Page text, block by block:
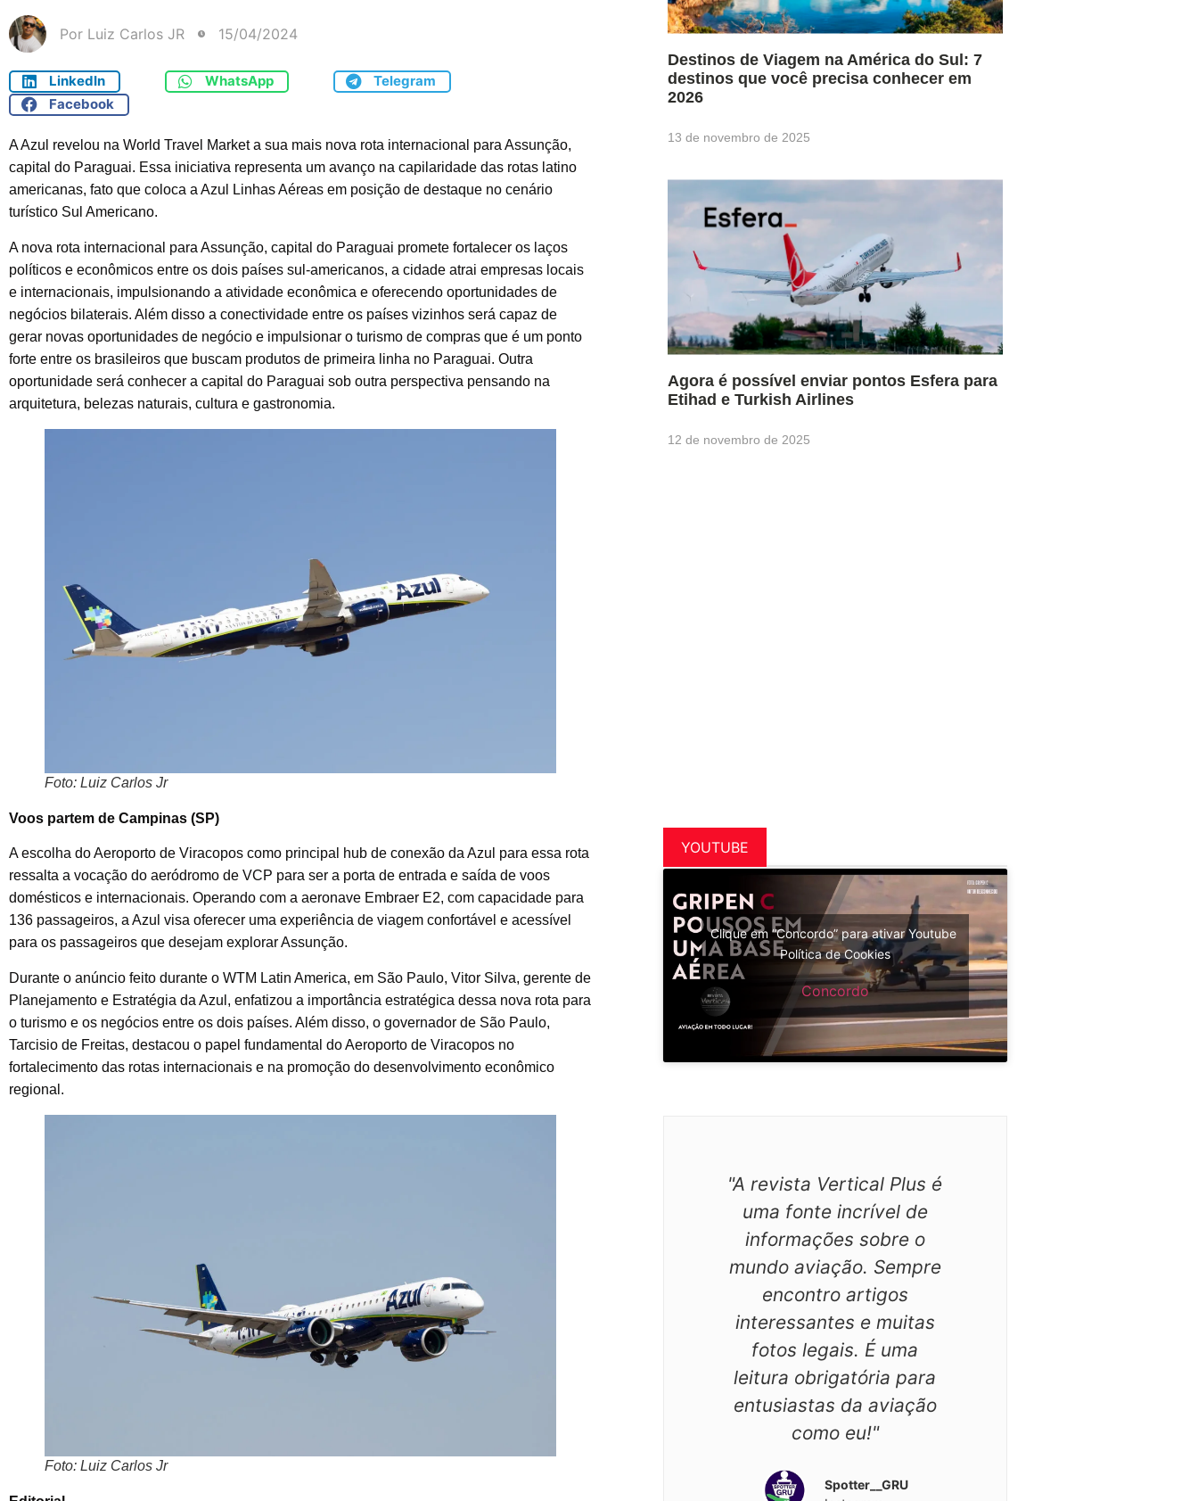
Por Luiz Carlos JR 15/04/2024
LinkedIn WhatsApp
Telegram
Facebook
A Azul revelou na World Travel Market a sua mais nova rota internacional para Assunção,
capital do Paraguai. Essa iniciativa representa um avanço na capilaridade das rotas latino
americanas, fato que coloca a Azul Linhas Aéreas em posição de destaque no cenário
turístico Sul Americano.
A nova rota internacional para Assunção, capital do Paraguai promete fortalecer os laços
políticos e econômicos entre os dois países sul-americanos, a cidade atrai empresas locais
e internacionais, impulsionando a atividade econômica e oferecendo oportunidades de
negócios bilaterais. Além disso a conectividade entre os países vizinhos será capaz de
gerar novas oportunidades de negócio e impulsionar o turismo de compras que é um ponto
forte entre os brasileiros que buscam produtos de primeira linha no Paraguai. Outra
oportunidade será conhecer a capital do Paraguai sob outra perspectiva pensando na
arquitetura, belezas naturais, cultura e gastronomia.
Foto: Luiz Carlos Jr
Voos partem de Campinas (SP)
A escolha do Aeroporto de Viracopos como principal hub de conexão da Azul para essa rota
ressalta a vocação do aeródromo de VCP para ser a porta de entrada e saída de voos
domésticos e internacionais. Operando com a aeronave Embraer E2, com capacidade para
136 passageiros, a Azul visa oferecer uma experiência de viagem confortável e acessível
para os passageiros que desejam explorar Assunção.
Durante o anúncio feito durante o WTM Latin America, em São Paulo, Vitor Silva, gerente de
Planejamento e Estratégia da Azul, enfatizou a importância estratégica dessa nova rota para
o turismo e os negócios entre os dois países. Além disso, o governador de São Paulo,
Tarcisio de Freitas, destacou o papel fundamental do Aeroporto de Viracopos no
fortalecimento das rotas internacionais e na promoção do desenvolvimento econômico
regional.
Foto: Luiz Carlos Jr
Destinos de Viagem na América do Sul: 7
destinos que você precisa conhecer em
2026
13 de novembro de 2025
Agora é possível enviar pontos Esfera para
Etihad e Turkish Airlines
12 de novembro de 2025
YOUTUBE
Clique em “Concordo” para ativar Youtube
Política de Cookies
Concordo
"A revista Vertical Plus é
uma fonte incrível de
informações sobre o
mundo aviação. Sempre
encontro artigos
interessantes e muitas
fotos legais. É uma
leitura obrigatória para
entusiastas da aviação
como eu!"
Spotter__GRU